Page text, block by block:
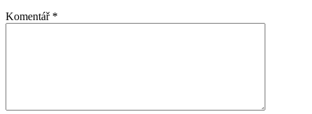
Komentář *